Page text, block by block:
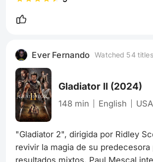
ser vista como melodramática por
a Hachiko, logran un impacto
duradero. Es un tributo al amor y la
Ever Fernando Watched 54 titles
Gladiator II (2024)
148 min English USA
"Gladiator 2", dirigida por Ridley
revivir la magia de su predecesora
resultados mixtos. Paul Mescal